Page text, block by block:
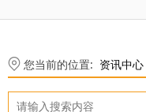
您当前的位置: 资讯中心